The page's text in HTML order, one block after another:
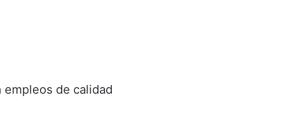
de calidad